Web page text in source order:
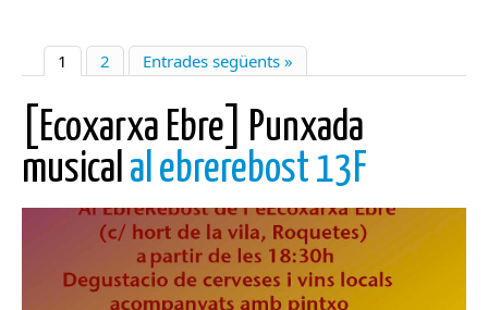
1 2 Entrades següents »
[Ecoxarxa Ebre] Punxada
musical al ebrerebost 13F